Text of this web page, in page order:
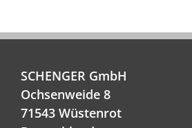
SCHENGER GmbH
Ochsenweide 8
71543 Wüstenrot